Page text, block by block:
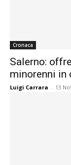
Cronaca
Salerno:
minorenni in
Luigi Carrara - 13